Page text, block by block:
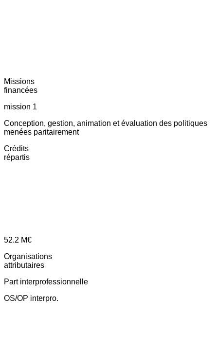
Missions
financées
mission 1
Conception, gestion, animation et évaluation des politiques
menées paritairement
Crédits
répartis
52.2 M€
Organisations
attributaires
Part interprofessionnelle
OS/OP interpro.